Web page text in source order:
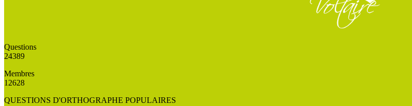
Questions
24389
Membres
12628
QUESTIONS D'ORTHOGRAPHE POPULAIRES